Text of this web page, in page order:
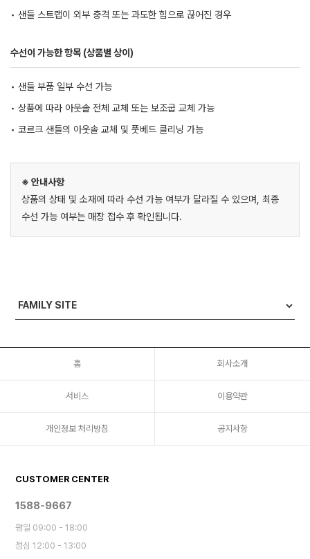
• 샌들 스트랩이 외부 충격 또는 과도한 힘으로 끊어진 경우
수선이 가능한 항목 (상품별 상이)
• 샌들 부품 일부 수선 가능
• 상품에 따라 아웃솔 전체 교체 또는 보조굽 교체 가능
• 코르크 샌들의 아웃솔 교체 및 풋베드 클리닝 가능
※ 안내사항
상품의 상태 및 소재에 따라 수선 가능 여부가 달라질 수 있으며, 최종
수선 가능 여부는 매장 접수 후 확인됩니다.
홈 회사소개
서비스 이용약관
개인정보 처리방침 공지사항
CUSTOMER CENTER
1588-9667
평일 09:00 - 18:00
점심 12:00 - 13:00